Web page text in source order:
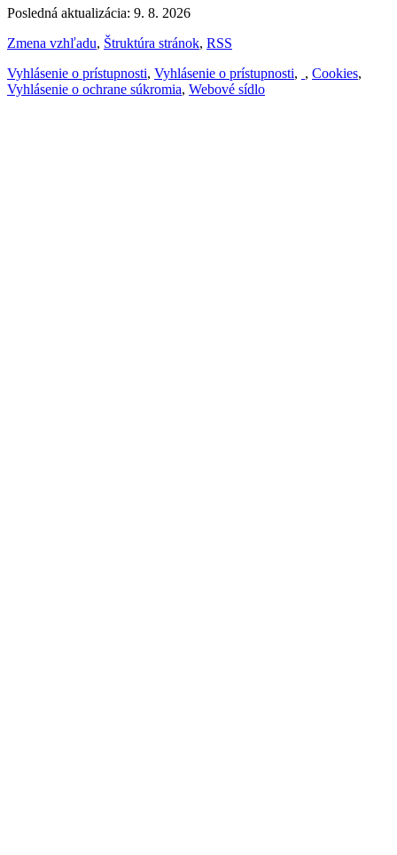
Posledná aktualizácia: 9. 8. 2026
Zmena vzhľadu, Štruktúra stránok, RSS
Vyhlásenie o prístupnosti, Vyhlásenie o prístupnosti, , Cookies,
Vyhlásenie o ochrane súkromia, Webové sídlo